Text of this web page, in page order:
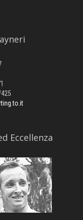
Eccellenza